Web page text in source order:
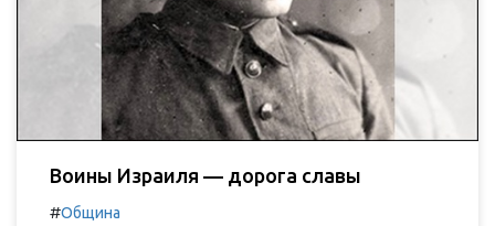
Воины Израиля — дорога славы
#Община